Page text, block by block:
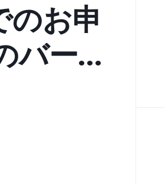
のお申
バー
舗が